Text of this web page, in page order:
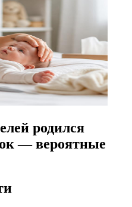
родился
— вероятные